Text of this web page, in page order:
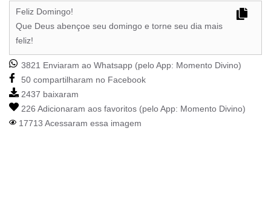
Feliz Domingo!
Que Deus abençoe seu domingo e torne seu dia mais
feliz!
3821 Enviaram ao Whatsapp (pelo App: Momento Divino)
50 compartilharam no Facebook
2437 baixaram
226 Adicionaram aos favoritos (pelo App: Momento Divino)
17713 Acessaram essa imagem